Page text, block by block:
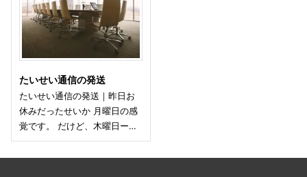
たいせい通信の発送
たいせい通信の発送｜昨日お
休みだったせいか 月曜日の感
覚です。 だけど、木曜日ー…